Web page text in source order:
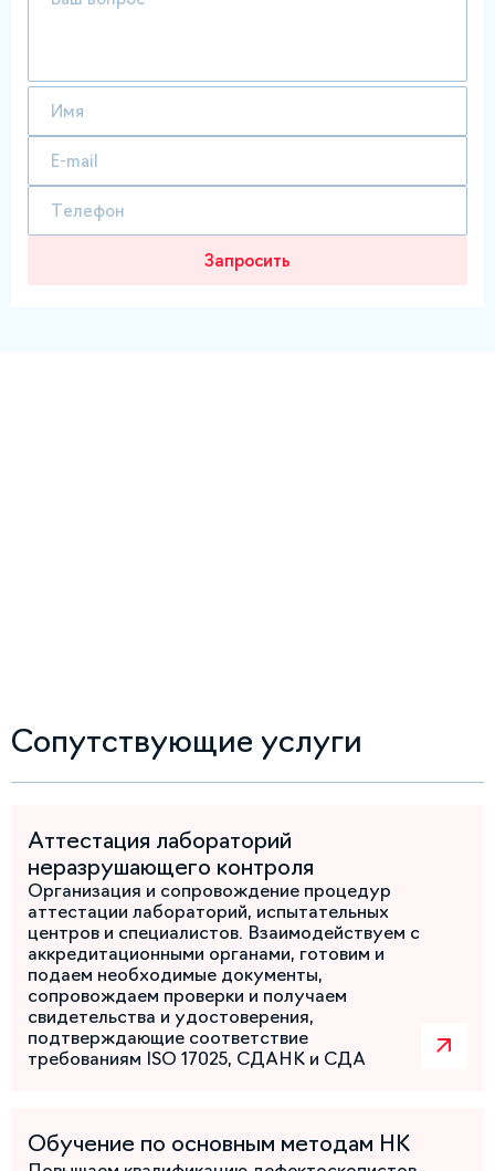
Запросить
Сопутствующие услуги
Аттестация лабораторий
неразрушающего контроля
Организация и сопровождение процедур
аттестации лабораторий, испытательных
центров и специалистов. Взаимодействуем с
аккредитационными органами, готовим и
подаем необходимые документы,
сопровождаем проверки и получаем
свидетельства и удостоверения,
подтверждающие соответствие
требованиям ISO 17025, СДАНК и СДА
Обучение по основным методам НК